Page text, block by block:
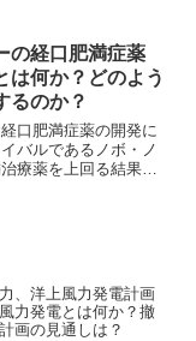
のはなぜか知ること
の経口肥満症薬
は何か？どのよう
るのか？
口肥満症薬の開発に
バルであるノボ・ノ
療薬を上回る結果を
、洋上風力発電計画
力発電とは何か？撤
画の見通しは？